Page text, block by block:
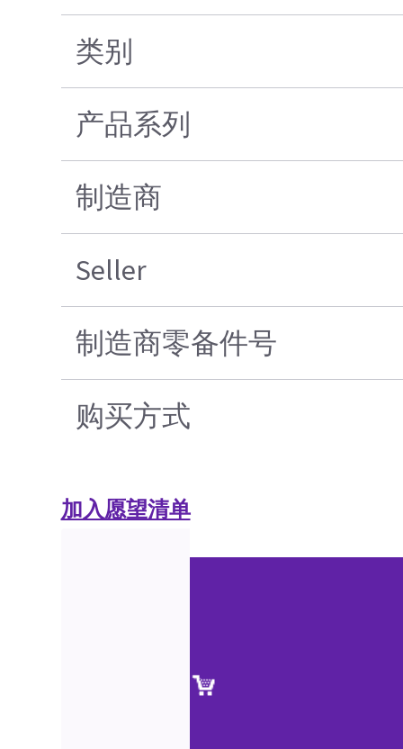
类别
产品系列
制造商
Seller
制造商零备件号
购买方式
加入愿望清单